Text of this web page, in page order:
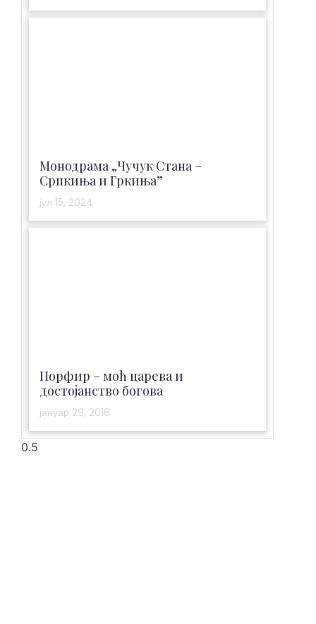
Монодрама „Чучук Стана –
Српкиња и Гркиња”
јул 15, 2024
Порфир – моћ царева и
достојанство богова
јануар 29, 2016